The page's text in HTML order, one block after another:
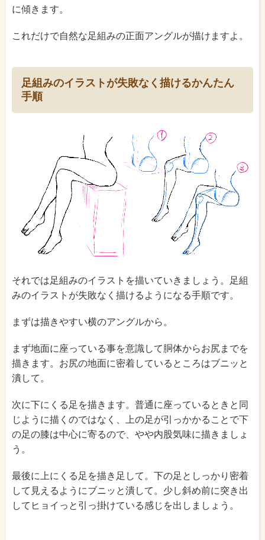
に傾きます。
これだけで自然な足組みの正面アングルが描けますよ。
足組みのイラストが失敗なく描けるかんたん
手順
それでは足組みのイラストを描いていきましょう。足組
みのイラストが失敗なく描けるようになる手順です。
まずは描きやすい横のアングルから。
まず地面に座っている事を意識して胴体からお尻までを
描きます。お尻の地面に密着しているところはブニッと
潰して。
次に下にくる足を描きます。普通に座っているときと同
じように描くのではなく、上の足が引っかかることで下
の足の膝は中心に寄るので、やや内股気味に描きましょ
う。
最後に上にくる足を描き足して。下の足としっかり密着
して見えるようにブニッと潰して。少し斜め前に突き出
してヒョイっと引っ掛けている感じを出しましょう。